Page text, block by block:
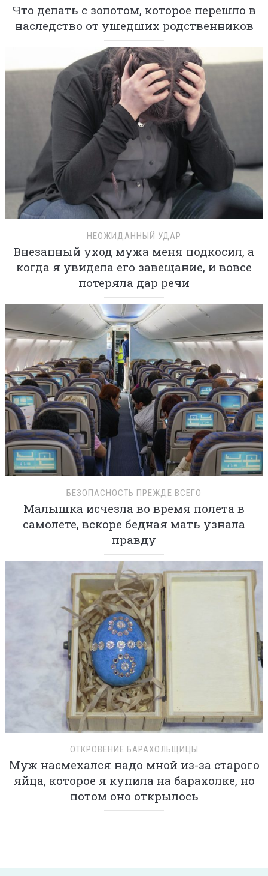
Что делать с золотом, которое перешло в
наследство от ушедших родственников
НЕОЖИДАННЫЙ УДАР
Внезапный уход мужа меня подкосил, а
когда я увидела его завещание, и вовсе
потеряла дар речи
БЕЗОПАСНОСТЬ ПРЕЖДЕ ВСЕГО
Малышка исчезла во время полета в
самолете, вскоре бедная мать узнала
правду
ОТКРОВЕНИЕ БАРАХОЛЬЩИЦЫ
Муж насмехался надо мной из-за старого
яйца, которое я купила на барахолке, но
потом оно открылось